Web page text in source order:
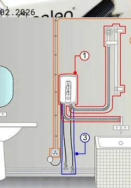
Минусы Теплых Полов Caleo